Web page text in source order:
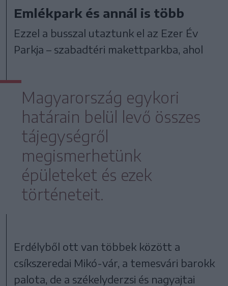
Emlékpark és annál is több
Ezzel a busszal utaztunk el az Ezer Év
Parkja – szabadtéri makettparkba, ahol
Magyarország egykori
határain belül levő összes
tájegységről
megismerhetünk
épületeket és ezek
történeteit.
Erdélyből ott van többek között a
csíkszeredai Mikó-vár, a temesvári barokk
palota, de a székelyderzsi és nagyajtai